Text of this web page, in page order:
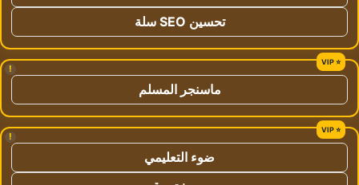
تحسين SEO سلة
!
ماسنجر المسلم
!
ضوء التعليمي